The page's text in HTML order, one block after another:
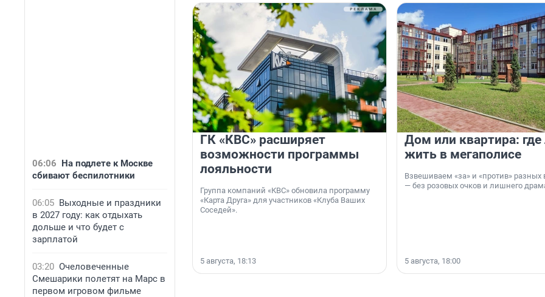
06:06 На подлете к Москве
сбивают беспилотники
06:05 Выходные и праздники
в 2027 году: как отдыхать
дольше и что будет с
зарплатой
03:20 Очеловеченные
Смешарики полетят на Марс в
первом игровом фильме
ГК «КВС» расширяет
возможности программы
лояльности
Группа компаний «КВС» обновила программу
«Карта Друга» для участников «Клуба Ваших
Соседей».
5 августа, 18:13
Дом или квартира:
жить в мегаполисе
Взвешиваем «за» и «против» разных
— без розовых очков и лишнего
5 августа, 18:00